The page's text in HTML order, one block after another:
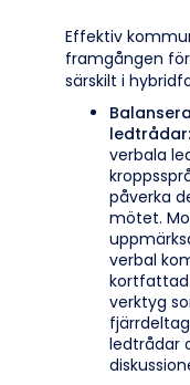
Effektiv
framgången
särskilt i
ledtrådar:
verbala
påverka
mötet.
verbal
verktyg
ledtrådar